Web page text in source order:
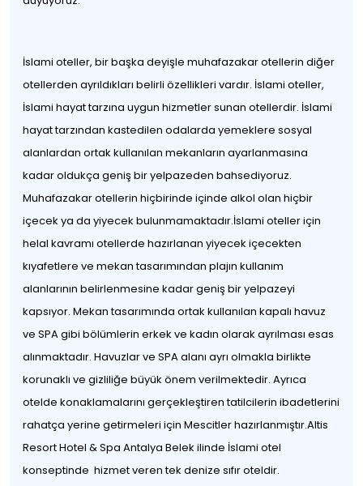
İslami oteller, bir başka deyişle muhafazakar otellerin diğer
otellerden ayrıldıkları belirli özellikleri vardır. İslami oteller,
İslami hayat tarzına uygun hizmetler sunan otellerdir. İslami
hayat tarzından kastedilen odalarda yemeklere sosyal
alanlardan ortak kullanılan mekanların ayarlanmasına
kadar oldukça geniş bir yelpazeden bahsediyoruz.
Muhafazakar otellerin hiçbirinde içinde alkol olan hiçbir
içecek ya da yiyecek bulunmamaktadır.İslami oteller için
helal kavramı otellerde hazırlanan yiyecek içecekten
kıyafetlere ve mekan tasarımından plajın kullanım
alanlarının belirlenmesine kadar geniş bir yelpazeyi
kapsıyor. Mekan tasarımında ortak kullanılan kapalı havuz
ve SPA gibi bölümlerin erkek ve kadın olarak ayrılması esas
alınmaktadır. Havuzlar ve SPA alanı ayrı olmakla birlikte
korunaklı ve gizliliğe büyük önem verilmektedir. Ayrıca
otelde konaklamalarını gerçekleştiren tatilcilerin ibadetlerini
rahatça yerine getirmeleri için Mescitler hazırlanmıştır.Altis
Resort Hotel & Spa Antalya Belek ilinde İslami otel
konseptinde hizmet veren tek denize sıfır oteldir.